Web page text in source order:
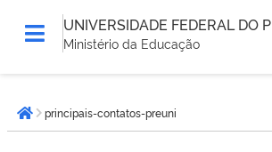
UNIVERSIDADE FEDERAL DO
Ministério da Educação
está
aqui:Página inicial
principais-contatos-preuni